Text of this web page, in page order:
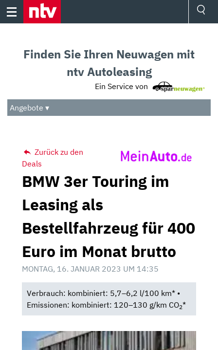
Skip
Audio
Das Beste
Finden Sie Ihren Neuwagen mit
ntv Autoleasing
Ein Service von
Angebote ▾
Zurück zu den
Deals
BMW 3er Touring im
Leasing als
Bestellfahrzeug für 400
Euro im Monat brutto
MONTAG, 16. JANUAR 2023 UM 14:35
Verbrauch: kombiniert: 5,7–6,2 l/100 km* •
Emissionen: kombiniert: 120–130 g/km CO2*